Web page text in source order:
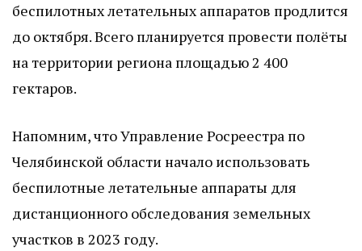
беспилотных летательных аппаратов продлится
до октября. Всего планируется провести полёты
на территории региона площадью 2 400
гектаров.
Напомним, что Управление Росреестра по
Челябинской области начало использовать
беспилотные летательные аппараты для
дистанционного обследования земельных
участков в 2023 году.